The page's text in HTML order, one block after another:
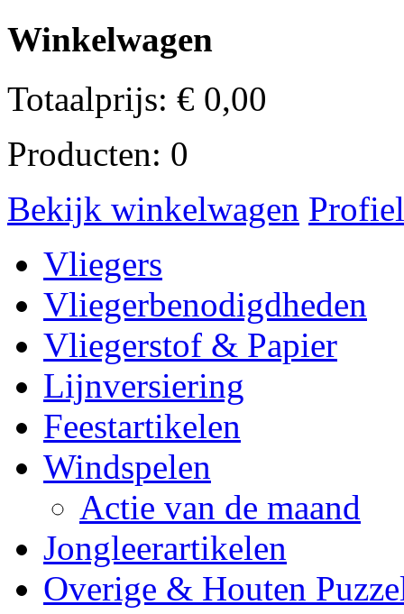
Winkelwagen
Totaalprijs: € 0,00
Producten: 0
Bekijk winkelwagen Profiel
Vliegers
Vliegerbenodigdheden
Vliegerstof & Papier
Lijnversiering
Feestartikelen
Windspelen
Actie van de maand
Jongleerartikelen
Overige & Houten